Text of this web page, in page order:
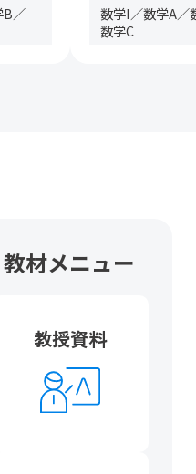
B／
数学I／数学A／
数学C
教材メニュー
教授資料